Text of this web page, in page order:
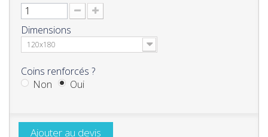
Dimensions
120x180
Coins renforcés ?
Non
Oui
Ajouter au devis